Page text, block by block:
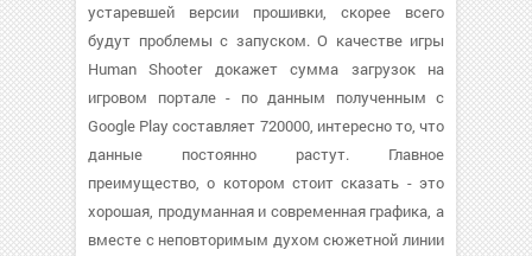
устаревшей версии прошивки, скорее всего
будут проблемы с запуском. О качестве игры
Human Shooter докажет сумма загрузок на
игровом портале - по данным полученным с
Google Play составляет 720000, интересно то, что
данные постоянно растут. Главное
преимущество, о котором стоит сказать - это
хорошая, продуманная и современная графика, а
вместе с неповторимым духом сюжетной линии